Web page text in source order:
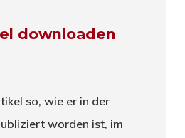
downloaden
so, wie er in der
worden ist, im